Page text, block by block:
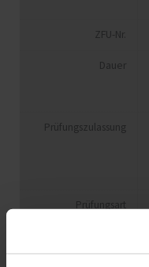
ZFU-Nr.
Dauer
Prüfungszulassung
Prüfungsart
Qualifikationsstufe